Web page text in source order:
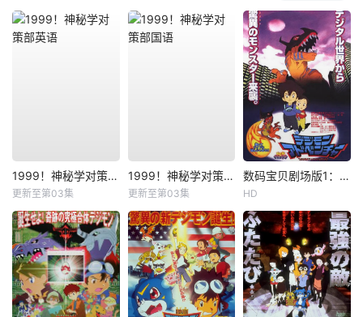
1999！神秘学对策部英语
更新至第03集
1999！神秘学对策部国语
更新至第03集
数码宝贝剧场版1：滚球兽诞生之谜
HD